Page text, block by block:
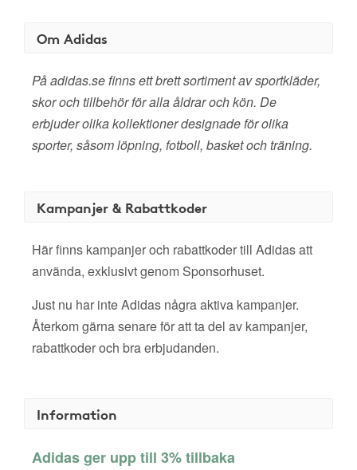
Om Adidas
På adidas.se finns ett brett sortiment av sportkläder,
skor och tillbehör för alla åldrar och kön. De
erbjuder olika kollektioner designade för olika
sporter, såsom löpning, fotboll, basket och träning.
Kampanjer & Rabattkoder
Här finns kampanjer och rabattkoder till Adidas att
använda, exklusivt genom Sponsorhuset.
Just nu har inte Adidas några aktiva kampanjer.
Återkom gärna senare för att ta del av kampanjer,
rabattkoder och bra erbjudanden.
Information
Adidas ger upp till 3% tillbaka